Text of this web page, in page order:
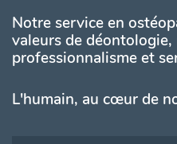
Notre service en
valeurs de déontologie,
professionnalisme et
L'humain, au cœur de